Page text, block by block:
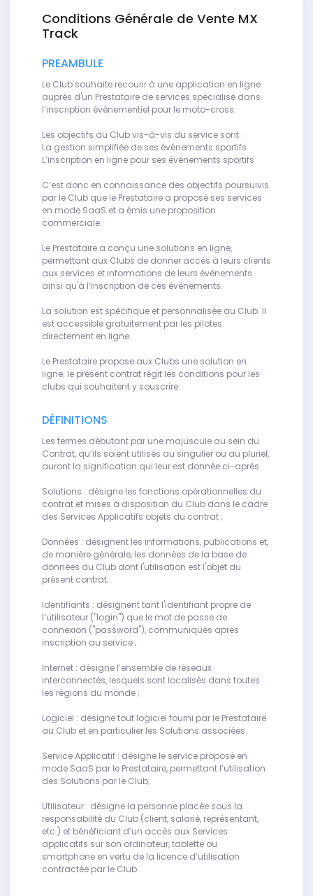
Conditions Générale de Vente MX
Track
PREAMBULE
Le Club souhaite recourir à une application en ligne
auprès d'un Prestataire de services spécialisé dans
l’inscription événementiel pour le moto-cross.
Les objectifs du Club vis-à-vis du service sont :
La gestion simplifiée de ses événements sportifs
L’inscription en ligne pour ses événements sportifs
C’est donc en connaissance des objectifs poursuivis
par le Club que le Prestataire a proposé ses services
en mode SaaS et a émis une proposition
commerciale.
Le Prestataire a conçu une solutions en ligne,
permettant aux Clubs de donner accès à leurs clients
aux services et informations de leurs événements
ainsi qu'à l’inscription de ces événements.
La solution est spécifique et personnalisée au Club. Il
est accessible gratuitement par les pilotes
directement en ligne.
Le Prestataire propose aux Clubs une solution en
ligne; le présent contrat régit les conditions pour les
clubs qui souhaitent y souscrire.
DÉFINITIONS
Les termes débutant par une majuscule au sein du
Contrat, qu’ils soient utilisés au singulier ou au pluriel,
auront la signification qui leur est donnée ci-après.
Solutions : désigne les fonctions opérationnelles du
contrat et mises à disposition du Club dans le cadre
des Services Applicatifs objets du contrat ;
Données : désignent les informations, publications et,
de manière générale, les données de la base de
données du Club dont l'utilisation est l'objet du
présent contrat;
Identifiants : désignent tant l'identifiant propre de
l’utilisateur ("login") que le mot de passe de
connexion ("password"), communiqués après
inscription au service ;
Internet : désigne l’ensemble de réseaux
interconnectés, lesquels sont localisés dans toutes
les régions du monde ;
Logiciel : désigne tout logiciel fourni par le Prestataire
au Club et en particulier les Solutions associées.
Service Applicatif : désigne le service proposé en
mode SaaS par le Prestataire, permettant l’utilisation
des Solutions par le Club;
Utilisateur : désigne la personne placée sous la
responsabilité du Club (client, salarié, représentant,
etc.) et bénéficiant d’un accès aux Services
applicatifs sur son ordinateur, tablette ou
smartphone en vertu de la licence d’utilisation
contractée par le Club.